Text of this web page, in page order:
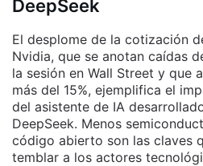
DeepSeek
El desplome de la cotización
Nvidia, que se anotan caídas
la sesión en Wall Street y que
más del 15%, ejemplifica el
del asistente de IA
DeepSeek. Menos
código abierto son las claves
temblar a los actores